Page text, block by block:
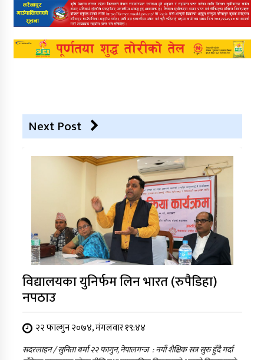
Next Post
विद्यालयका युनिर्फम लिन भारत (रुपैडिहा)
नपठाउ
२२ फाल्गुन २०७४, मंगलवार १९:४४
सदरलाइन / सुनिता बर्मा २२ फागुन, नेपालगन्ज : नयाँ शैक्षिक सत्र सुरु हुँदै गर्दा